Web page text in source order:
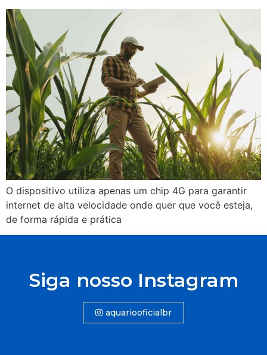
O dispositivo utiliza apenas um chip 4G para garantir
internet de alta velocidade onde quer que você esteja,
de forma rápida e prática
Siga nosso Instagram
aquariooficialbr